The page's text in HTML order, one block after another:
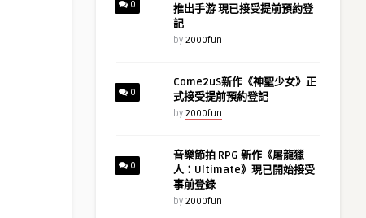
0
推出手游 現已接受提前預約登
記
by 2000fun
0
Come2uS新作《神聖少女》正
式接受提前預約登記
by 2000fun
0
音樂節拍 RPG 新作《屠龍獵
人：Ultimate》現已開始接受
事前登錄
by 2000fun